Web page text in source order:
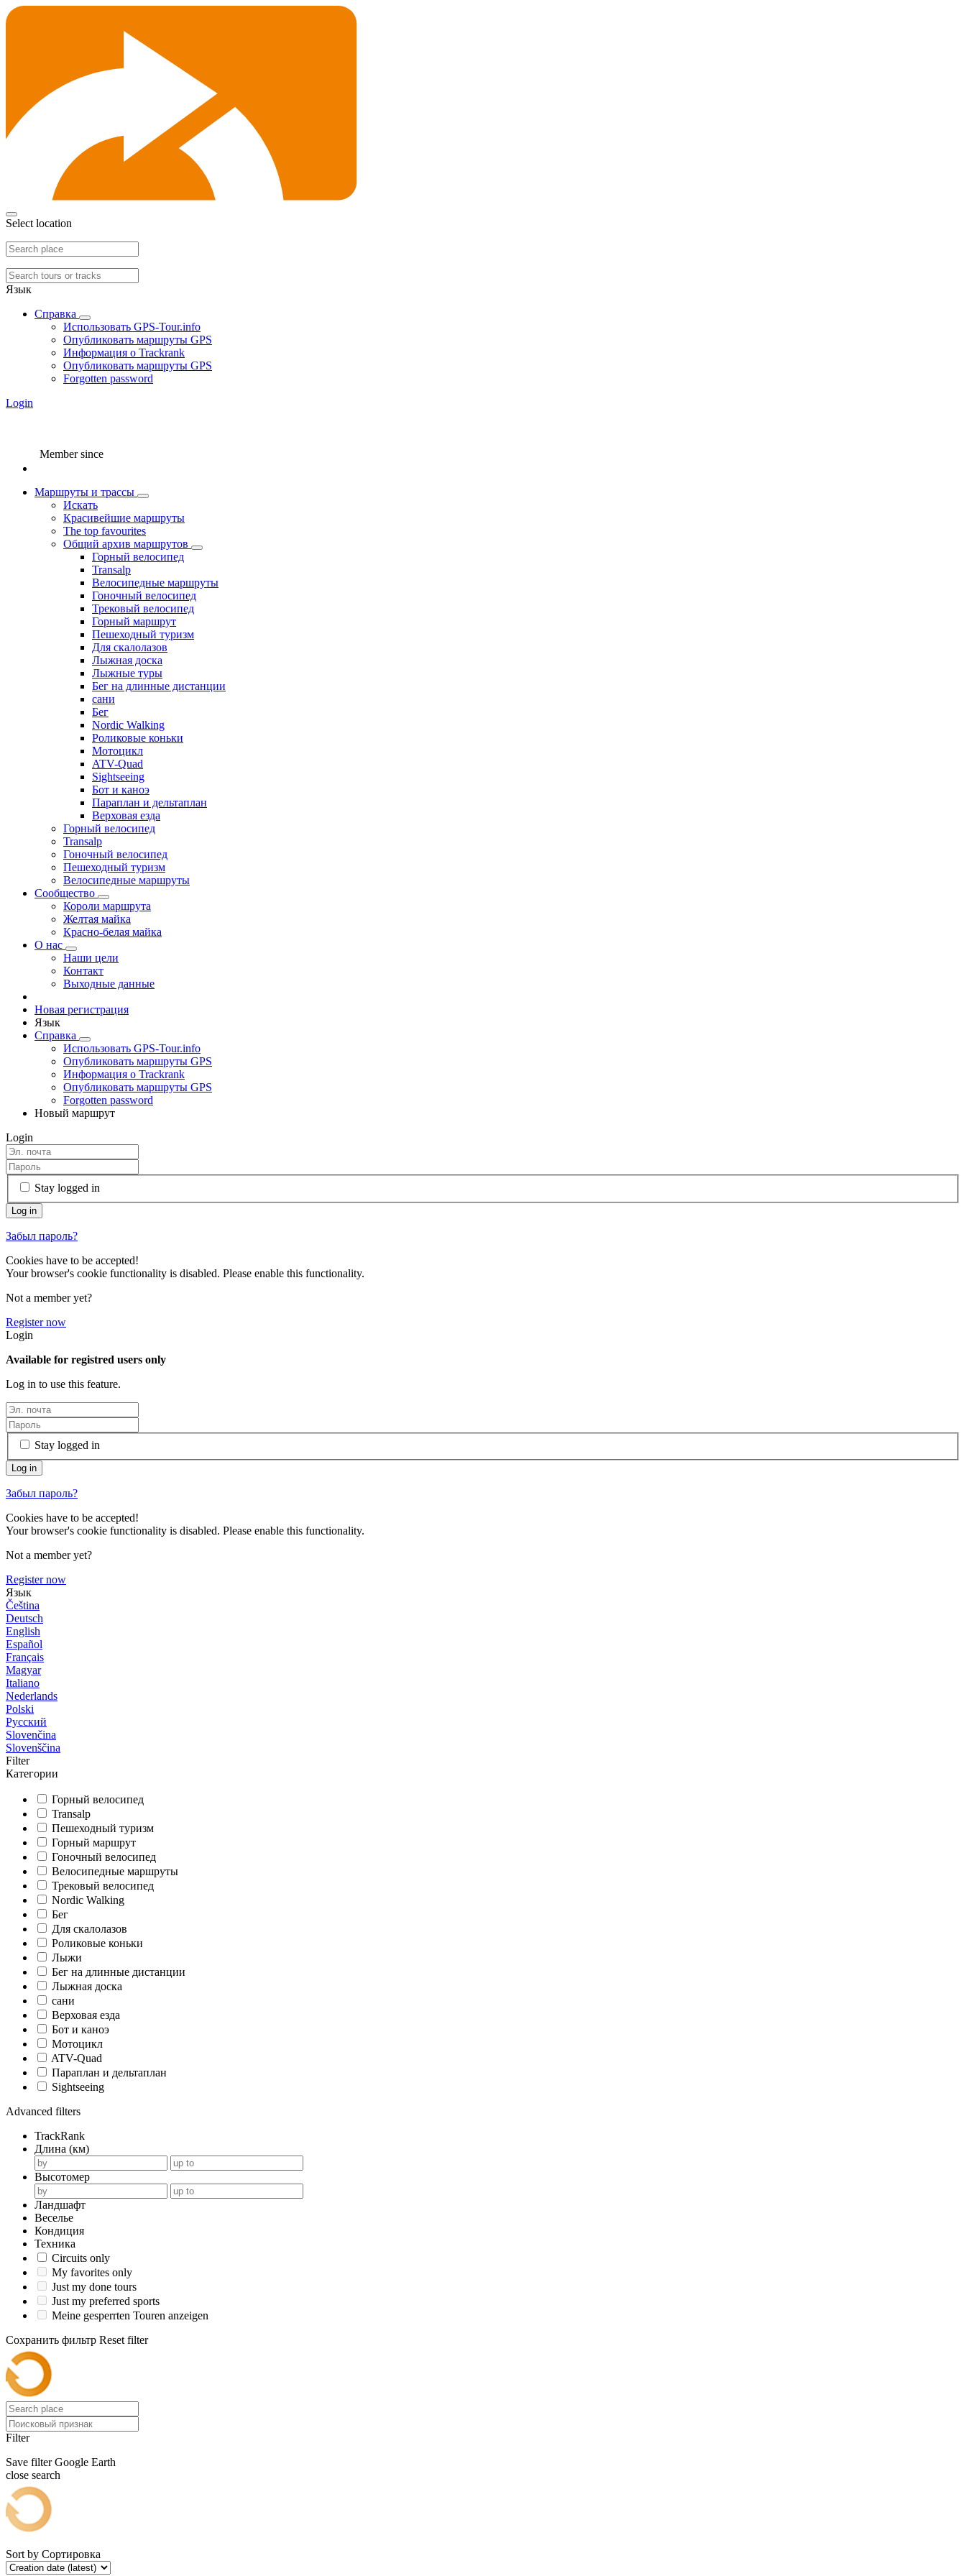
Select location
Язык
Справка
Использовать GPS-Tour.info
Опубликовать маршруты GPS
Информация о Trackrank
Опубликовать маршруты GPS
Forgotten password
Login
Member since
Маршруты и трассы
Искать
Красивейшие маршруты
The top favourites
Общий архив маршрутов
Горный велосипед
Transalp
Велосипедные маршруты
Гоночный велосипед
Трековый велосипед
Горный маршрут
Пешеходный туризм
Для скалолазов
Лыжная доска
Лыжные туры
Бег на длинные дистанции
сани
Бег
Nordic Walking
Роликовые коньки
Мотоцикл
ATV-Quad
Sightseeing
Бот и каноэ
Параплан и дельтаплан
Верховая езда
Горный велосипед
Transalp
Гоночный велосипед
Пешеходный туризм
Велосипедные маршруты
Сообщество
Короли маршрута
Желтая майка
Красно-белая майка
О нас
Наши цели
Контакт
Выходные данные
Новая регистрация
Язык
Справка
Использовать GPS-Tour.info
Опубликовать маршруты GPS
Информация о Trackrank
Опубликовать маршруты GPS
Forgotten password
Новый маршрут
Login
Stay logged in
Забыл пароль?
Cookies have to be accepted!
Your browser's cookie functionality is disabled. Please enable this functionality.
Not a member yet?
Register now
Login
Available for registred users only
Log in to use this feature.
Stay logged in
Забыл пароль?
Cookies have to be accepted!
Your browser's cookie functionality is disabled. Please enable this functionality.
Not a member yet?
Register now
Язык
Čeština
Deutsch
English
Español
Français
Magyar
Italiano
Nederlands
Polski
Русский
Slovenčina
Slovenščina
Filter
Категории
Горный велосипед
Transalp
Пешеходный туризм
Горный маршрут
Гоночный велосипед
Велосипедные маршруты
Трековый велосипед
Nordic Walking
Бег
Для скалолазов
Роликовые коньки
Лыжи
Бег на длинные дистанции
Лыжная доска
сани
Верховая езда
Бот и каноэ
Мотоцикл
ATV-Quad
Параплан и дельтаплан
Sightseeing
Advanced filters
TrackRank
Длина (км)
Высотомер
Ландшафт
Веселье
Кондиция
Техника
Circuits only
My favorites only
Just my done tours
Just my preferred sports
Meine gesperrten Touren anzeigen
Сохранить фильтр Reset filter
Filter
Save filter Google Earth
close search
Sort by Сортировка